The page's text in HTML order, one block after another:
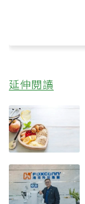
延伸閱讀